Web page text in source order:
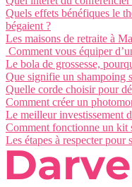
Quels effets bénéfiques le
bégaient ?
Les maisons de retraite à
Comment vous équiper
Le bola de grossesse,
Que signifie un shampoing
Quelle corde choisir pour
Comment créer un
Le meilleur investissement
Comment fonctionne un kit
Les étapes à respecter pour